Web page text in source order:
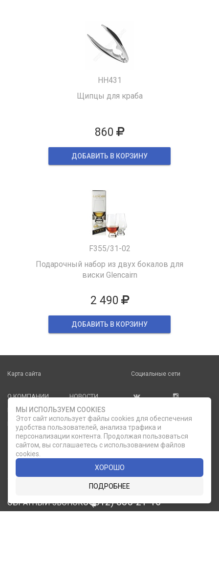
HH431
Щипцы для краба
860
ДОБАВИТЬ В КОРЗИНУ
F355/31-02
Подарочный набор из двух бокалов для
виски Glencairn
2 490
ДОБАВИТЬ В КОРЗИНУ
Карта сайта
О КОМПАНИИ
КАТАЛОГ
ПРОИЗВОДИТЕЛИ
УСЛУГИ
НОВОСТИ
СТАТЬИ
КОНТАКТЫ
PDF КАТАЛОГИ
ДОСТАВКА
Социальные сети
Служба клиентской поддержки
ОБРАТНЫЙ ЗВОНОК phone
8 (812) 335-21-16
МЫ ИСПОЛЬЗУЕМ COOKIES
Этот сайт использует файлы cookies для обеспечения
удобства пользователей, анализа трафика и
персонализации контента. Продолжая пользоваться
сайтом, вы соглашаетесь с использованием файлов
cookies.
ХОРОШО
ПОДРОБНЕЕ